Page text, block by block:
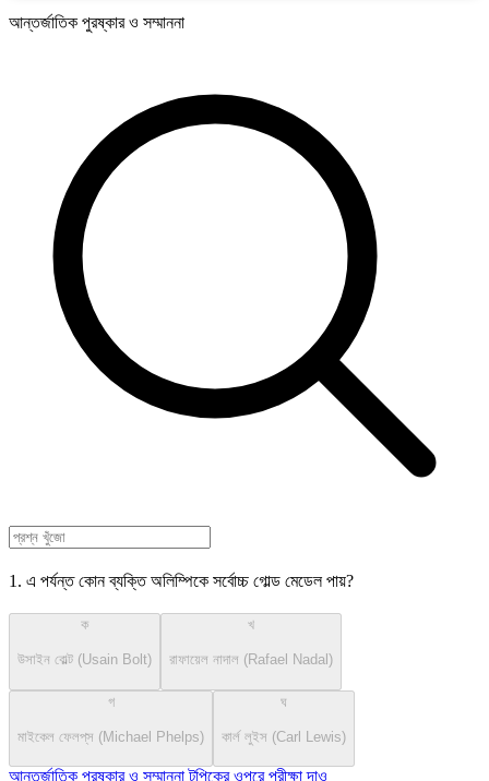
আন্তর্জাতিক পুরষ্কার ও সম্মাননা
1. এ পর্যন্ত কোন ব্যক্তি অলিম্পিকে সর্বোচ্চ গোল্ড মেডেল পায়?
ক
উসাইন বোল্ট (Usain Bolt)
খ
রাফায়েল নাদাল (Rafael Nadal)
গ
মাইকেল ফেলপ্‌স (Michael Phelps)
ঘ
কার্ল লুইস (Carl Lewis)
আন্তর্জাতিক পুরষ্কার ও সম্মাননা টপিকের ওপরে পরীক্ষা দাও